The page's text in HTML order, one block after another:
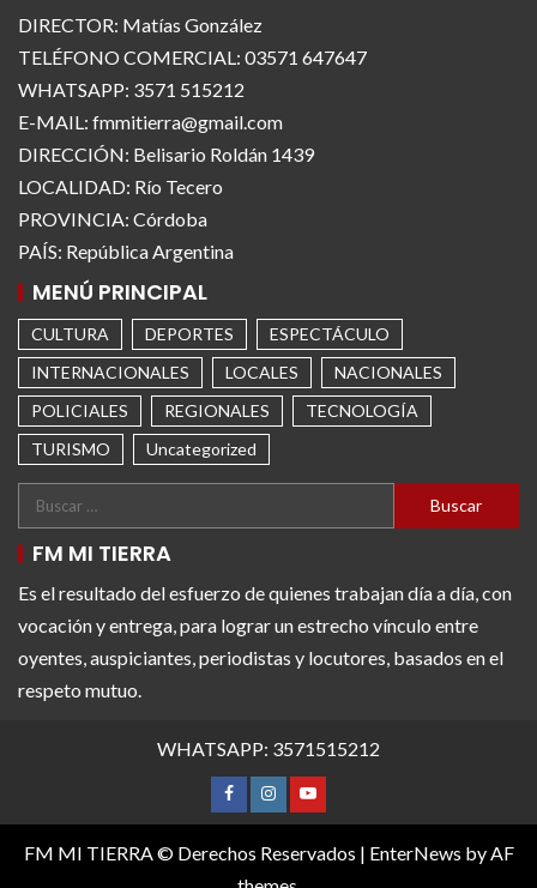
DIRECTOR: Matías González
TELÉFONO COMERCIAL: 03571 647647
WHATSAPP: 3571 515212
E-MAIL: fmmitierra@gmail.com
DIRECCIÓN: Belisario Roldán 1439
LOCALIDAD: Río Tecero
PROVINCIA: Córdoba
PAÍS: República Argentina
MENÚ PRINCIPAL
CULTURA DEPORTES
ESPECTÁCULO
INTERNACIONALES
LOCALES
NACIONALES
POLICIALES
REGIONALES
TECNOLOGÍA
TURISMO
Uncategorized
FM MI TIERRA
Es el resultado del esfuerzo de quienes trabajan día a día, con
vocación y entrega, para lograr un estrecho vínculo entre
oyentes, auspiciantes, periodistas y locutores, basados en el
respeto mutuo.
WHATSAPP: 3571515212
FM MI TIERRA © Derechos Reservados | EnterNews by AF